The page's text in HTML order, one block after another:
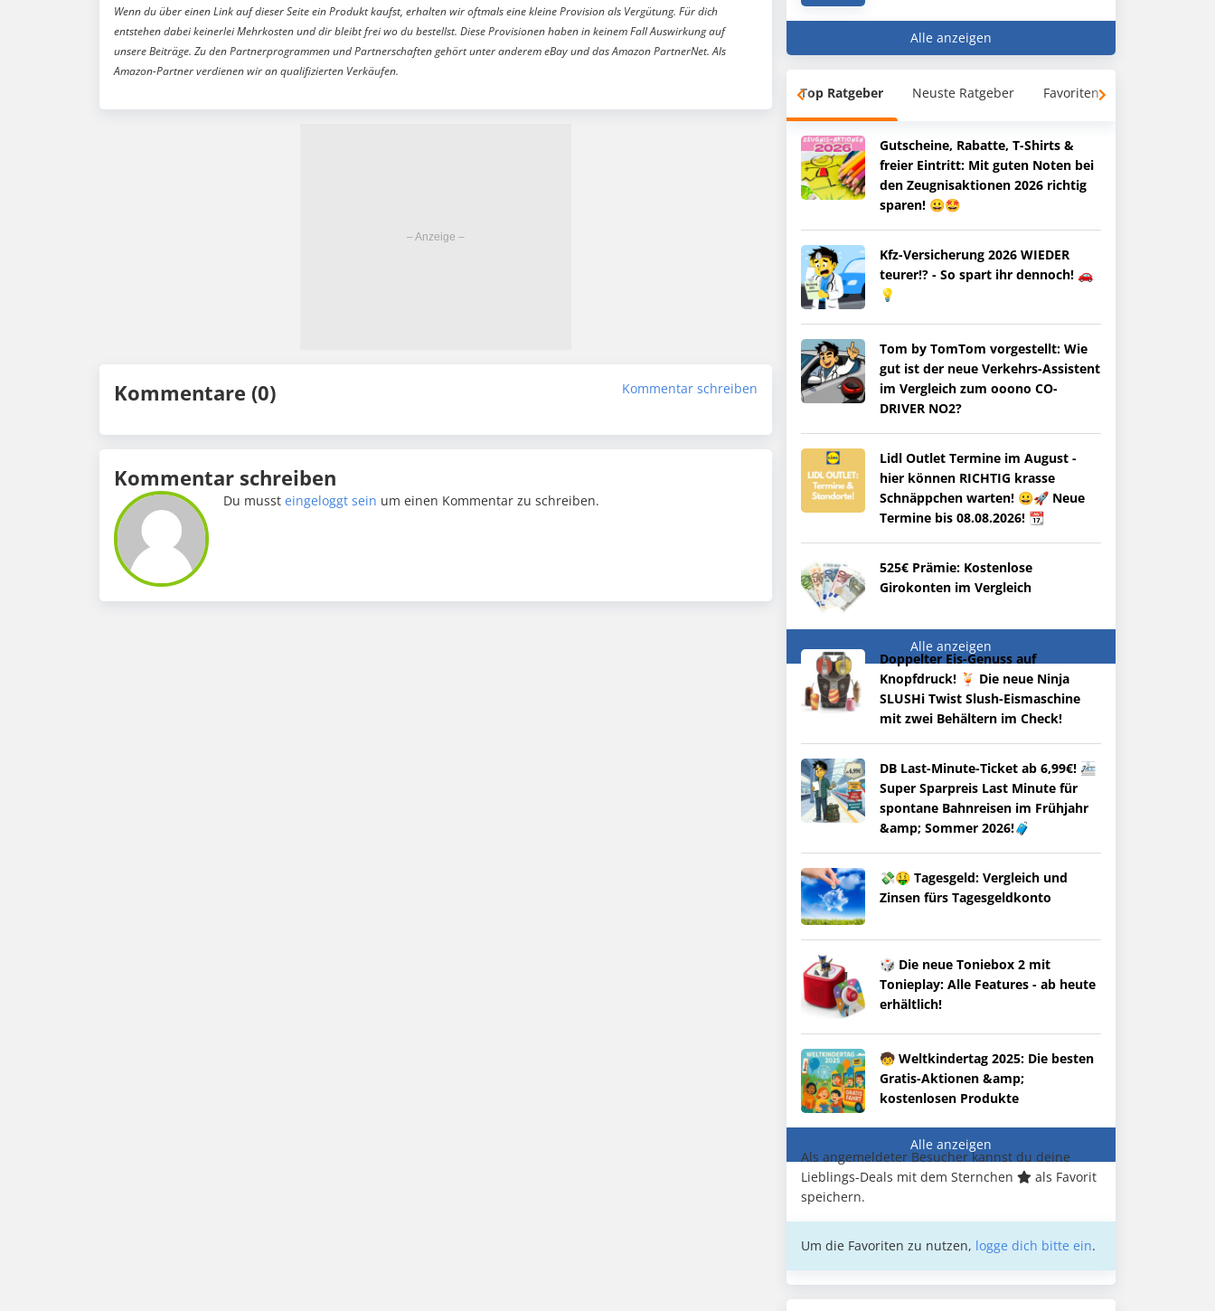
Wenn du über einen Link auf dieser Seite ein Produkt kaufst, erhalten wir oftmals eine kleine Provision als Vergütung. Für dich
entstehen dabei keinerlei Mehrkosten und dir bleibt frei wo du bestellst. Diese Provisionen haben in keinem Fall Auswirkung auf
unsere Beiträge. Zu den Partnerprogrammen und Partnerschaften gehört unter anderem eBay und das Amazon PartnerNet. Als
Amazon-Partner verdienen wir an qualifizierten Verkäufen.
Kommentare (0) Kommentar schreiben
Kommentar schreiben
Du mussteingeloggt sein um einen Kommentar zu schreiben.
Alle anzeigen
Top Ratgeber Neuste Ratgeber Favoriten
Gutscheine, Rabatte, T-Shirts &
freier Eintritt: Mit guten Noten bei
den Zeugnisaktionen 2026 richtig
sparen! 😀🤩
Kfz-Versicherung 2026 WIEDER
teurer!? - So spart ihr dennoch! 🚗
💡
Tom by TomTom vorgestellt: Wie
gut ist der neue Verkehrs-Assistent
im Vergleich zum ooono CO-
DRIVER NO2?
Lidl Outlet Termine im August -
hier können RICHTIG krasse
Schnäppchen warten! 😀🚀 Neue
Termine bis 08.08.2026! 📆
525€ Prämie: Kostenlose
Girokonten im Vergleich
Alle anzeigen
Doppelter Eis-Genuss auf
Knopfdruck! 🍹 Die neue Ninja
SLUSHi Twist Slush-Eismaschine
mit zwei Behältern im Check!
DB Last-Minute-Ticket ab 6,99€! 🚈
Super Sparpreis Last Minute für
spontane Bahnreisen im Frühjahr
&amp; Sommer 2026!🧳
💸🤑 Tagesgeld: Vergleich und
Zinsen fürs Tagesgeldkonto
🎲 Die neue Toniebox 2 mit
Tonieplay: Alle Features - ab heute
erhältlich!
🧒 Weltkindertag 2025: Die besten
Gratis-Aktionen &amp;
kostenlosen Produkte
Alle anzeigen
Als angemeldeter Besucher kannst du deine
Lieblings-Deals mit dem Sternchen
als Favorit
speichern.
Um die Favoriten zu nutzen, logge dich bitte ein.